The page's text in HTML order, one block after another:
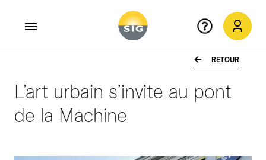
RETOUR
L’art urbain s’invite au pont
de la Machine